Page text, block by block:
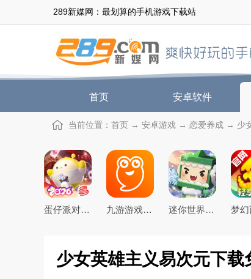
289新媒网：最划算的手机游戏下载站
首页 安卓软件
当前位置： 首页 → 安卓游戏 → 恋爱养成 → 少
蛋仔派对手游(元气零食季)下载官方正版 九游游戏盒子app2026最新版 迷你世界2026最新官方版
少女英雄主义易次元下